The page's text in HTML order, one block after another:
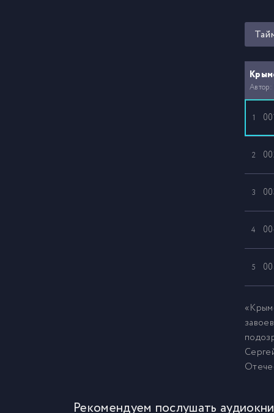
1
2
3
4
5
6
7
Рекомендуем послушать